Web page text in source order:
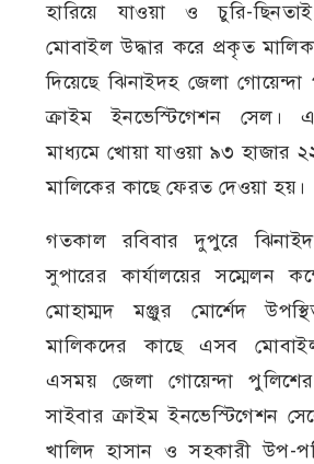
হারিয়ে যাওয়া ও চুরি-
মোবাইল উদ্ধার করে প্রকৃত
দিয়েছে ঝিনাইদহ জেলা
ক্রাইম ইনভেস্টিগেশন সেল।
মাধ্যমে খোয়া যাওয়া ৯৩ হাজার
মালিকের কাছে ফেরত দেওয়া হয়।
গতকাল রবিবার দুপুরে
সুপারের কার্যালয়ের সম্মেলন
মোহাম্মদ মঞ্জুর মোর্শেদ
মালিকদের কাছে এসব
এসময় জেলা গোয়েন্দা
সাইবার ক্রাইম ইনভেস্টিগেশন
খালিদ হাসান ও সহকারী উপ-